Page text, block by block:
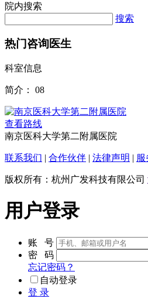
院内搜索
搜索
热门咨询医生
科室信息
简介： 08
查看路线
南京医科大学第二附属医院
联系我们 | 合作伙伴 | 法律声明 |
版权所有：杭州广发科技有限公司
用户登录
账 号
密 码
忘记密码？
自动登录
登 录